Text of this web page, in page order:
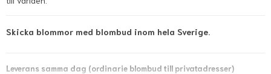
Skicka blommor med blombud inom hela Sverige.
Leverans samma dag (ordinarie blombud till privatadresser)